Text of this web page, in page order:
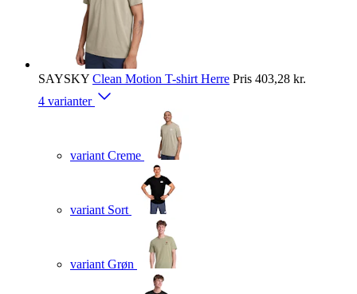
SAYSKY Clean Motion T-shirt Herre Pris 403,28 kr.
4 varianter
variant Creme
variant Sort
variant Grøn